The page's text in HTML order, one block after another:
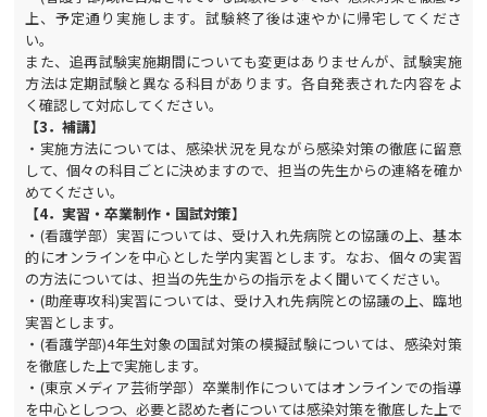
上、予定通り実施します。試験終了後は速やかに帰宅してくださ
い。
また、追再試験実施期間についても変更はありませんが、試験実施
方法は定期試験と異なる科目があります。各自発表された内容をよ
く確認して対応してください。
【3．補講】
・実施方法については、感染状況を見ながら感染対策の徹底に留意
して、個々の科目ごとに決めますので、担当の先生からの連絡を確か
めてください。
【4．実習・卒業制作・国試対策】
・(看護学部）実習については、受け入れ先病院との協議の上、基本
的にオンラインを中心とした学内実習とします。なお、個々の実習
の方法については、担当の先生からの指示をよく聞いてください。
・(助産専攻科)実習については、受け入れ先病院との協議の上、臨地
実習とします。
・(看護学部)4年生対象の国試対策の模擬試験については、感染対策
を徹底した上で実施します。
・(東京メディア芸術学部）卒業制作についてはオンラインでの指導
を中心としつつ、必要と認めた者については感染対策を徹底した上で